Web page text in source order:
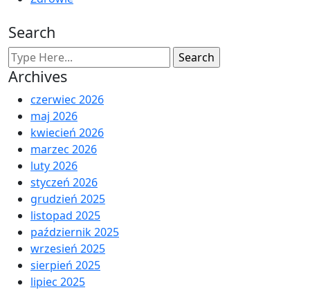
Search
Archives
czerwiec 2026
maj 2026
kwiecień 2026
marzec 2026
luty 2026
styczeń 2026
grudzień 2025
listopad 2025
październik 2025
wrzesień 2025
sierpień 2025
lipiec 2025